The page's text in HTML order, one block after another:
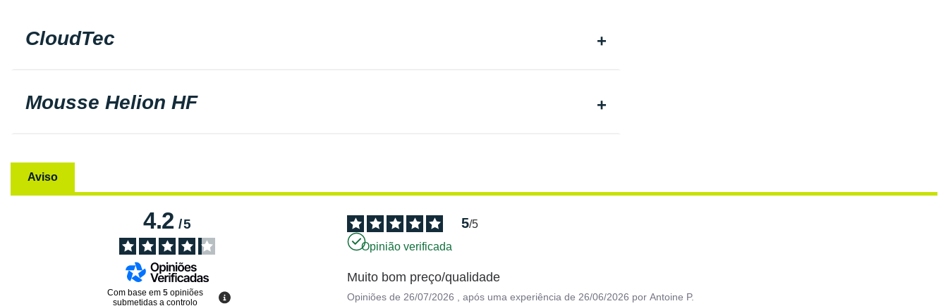
CloudTec
Mousse Helion HF
Aviso
4.2/5
Com base em5 opiniões
submetidas a controlo
5/5
Opinião verificada
Muito bom preço/qualidade
Opiniões de 26/07/2026 , após uma experiência de 26/06/2026 porAntoine P.